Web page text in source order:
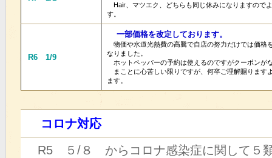
Hair、マツエク、どちらも同じ休みになりますので
す。
R6 1/9
一部価格を改定しております。
物価や水道光熱費の高騰で自店の努力だけでは価格
なりました。
ホットペッパーの予約は使えるのですがクーポンが
まことに心苦しい限りですが、何卒ご理解賜ります
ます。
コロナ対応
R5 ５/８ からコロナ感染症に関して５